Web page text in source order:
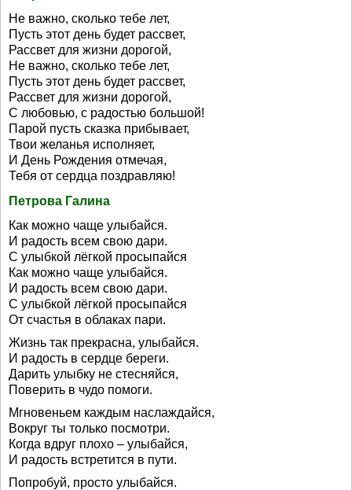
Не важно, сколько тебе лет,
Пусть этот день будет рассвет,
Рассвет для жизни дорогой,
Не важно, сколько тебе лет,
Пусть этот день будет рассвет,
Рассвет для жизни дорогой,
С любовью, с радостью большой!
Парой пусть сказка прибывает,
Твои желанья исполняет,
И День Рождения отмечая,
Тебя от сердца поздравляю!
Петрова Галина
Как можно чаще улыбайся.
И радость всем свою дари.
С улыбкой лёгкой просыпайся
Как можно чаще улыбайся.
И радость всем свою дари.
С улыбкой лёгкой просыпайся
От счастья в облаках пари.
Жизнь так прекрасна, улыбайся.
И радость в сердце береги.
Дарить улыбку не стесняйся,
Поверить в чудо помоги.
Мгновеньем каждым наслаждайся,
Вокруг ты только посмотри.
Когда вдруг плохо – улыбайся,
И радость встретится в пути.
Попробуй, просто улыбайся.